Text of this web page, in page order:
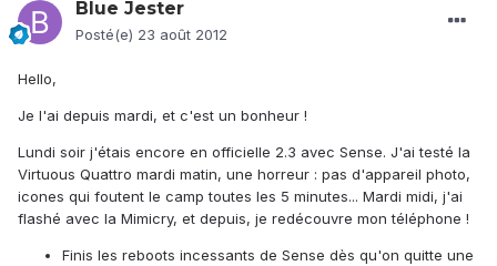
Blue Jester
Posté(e) 23 août 2012
Hello,
Je l'ai depuis mardi, et c'est un bonheur !
Lundi soir j'étais encore en officielle 2.3 avec Sense. J'ai testé la
Virtuous Quattro mardi matin, une horreur : pas d'appareil photo,
icones qui foutent le camp toutes les 5 minutes... Mardi midi, j'ai
flashé avec la Mimicry, et depuis, je redécouvre mon téléphone !
Finis les reboots incessants de Sense dès qu'on quitte une